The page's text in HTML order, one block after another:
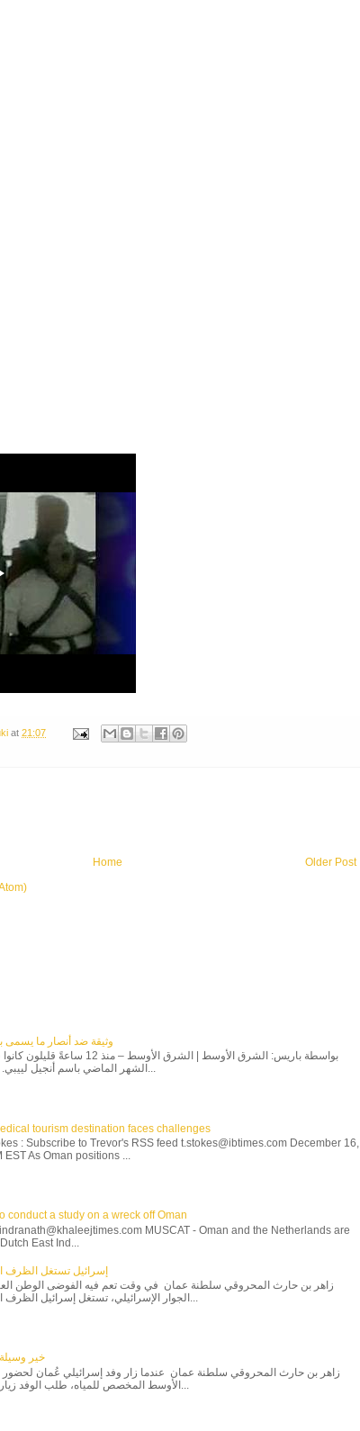
at 21:07
Older Post
Home
وثيقة ضد أنصار ما يسمى
بواسطة باريس: الشرق الأوسط | الشرق الأوسط –
الشهر الماضي باسم أنجيل لييبي. أما اليوم فإن ه...
tourism destination faces challenges
: Subscribe to Trevor's RSS feed t.stokes@ibtimes.com December 16,
EST As Oman positions ...
conduct a study on a wreck off Oman
MUSCAT - Oman and the Netherlands are
East Ind...
إسرائيل تستغل الظرف
زاهر بن حارث المحروقي سلطنة عمان في وقت تعم فيه الفوضى الوطن
الجوار الإسرائيلي، تستغل إسرائيل الظرف التاريخي للتمدد...
خير
الأوسط المخصص للمياه، طلب الوفد زيارة صحار وإزكي...